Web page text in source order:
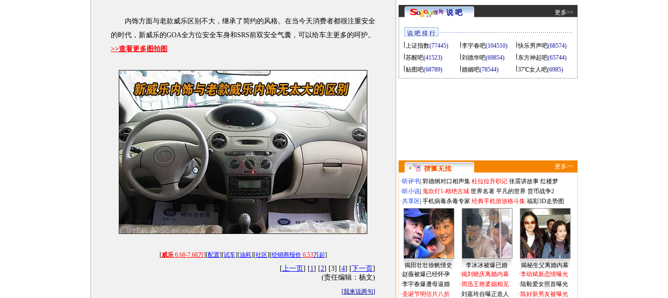
内饰方面与老款威乐区别不大，继承了简约的风格。在当今天消费者都很注重安全
的时代，新威乐的GOA全方位安全车身和SRS前双安全气囊，可以给车主更多的呵护。
>>查看更多图拍图
[威乐6.68-7.68万][配置][试车][油耗][社区][经销商报价 6.53万起]
[上一页] [1] [2] [3] [4] [下一页]
(责任编辑：杨文)
[我来说两句]
说 吧 更多>>
说 吧 排 行
上证指数(77445) 李宇春吧(104510) 快乐男声吧(68574)
苏醒吧(41523) 刘德华吧(69854) 东方神起吧(65744)
贴图吧(68789) 婚姻吧(78544) 37℃女人吧(6985)
更多>>
·听评书 郭德纲对口相声集 杜拉拉升职记 张震讲故事 红楼梦
·听小说 鬼吹灯1-精绝古城 世界名著 平凡的世界 货币战争2
·共享区 手机病毒杀毒专家 经典手机游游格斗集 福彩3D走势图
揭田壮壮徐帆情史 李冰冰被爆已婚
揭秘生父离婚内幕
·赵薇被爆已经怀孕
·李宇春爆遭母逼婚
·圣诞节明信片八折
·揭刘晓庆离婚内幕
·周迅王艳婆媳相见
·刘嘉玲自曝正造人
·李幼斌新恋情曝光
·陆毅爱女照首曝光
·陈好新男友被曝光